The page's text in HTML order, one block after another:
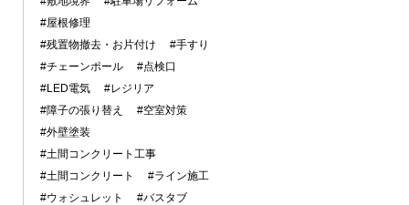
#屋根修理
#残置物撤去・お片付け
#手すり
#チェーンポール
#点検口
#LED電気
#レジリア
#障子の張り替え
#空室対策
#外壁塗装
#土間コンクリート工事
#土間コンクリート
#ライン施工
#ウォシュレット
#バスタブ